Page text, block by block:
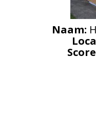
Naam: